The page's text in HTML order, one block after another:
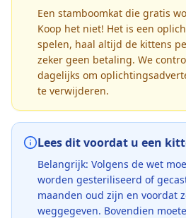
Een stamboomkat die gratis
Koop het niet! Het is een
spelen, haal altijd de kittens
zeker geen betaling. We
dagelijks om
te verwijderen.
Lees dit voordat u een
Belangrijk: Volgens de wet
worden gesteriliseerd of
maanden oud zijn en voordat
weggegeven. Bovendien